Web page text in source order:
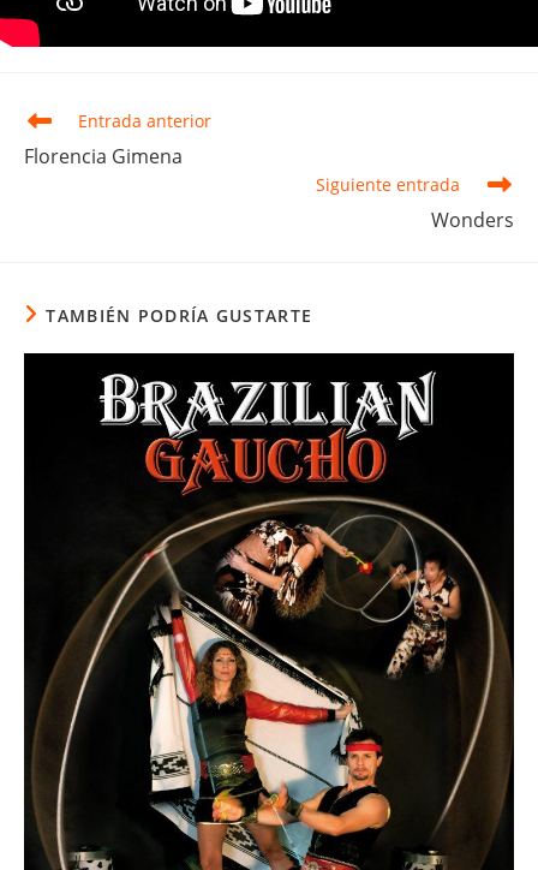
Leer
más
artículos
Entrada anterior
Florencia Gimena
Siguiente entrada
Wonders
TAMBIÉN PODRÍA GUSTARTE